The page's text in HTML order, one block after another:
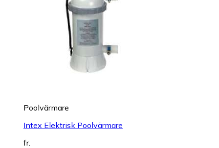
Poolvärmare
Intex Elektrisk Poolvärmare
fr.